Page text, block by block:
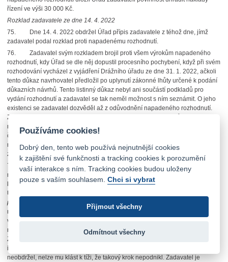
řízení ve výši 30 000 Kč.
Rozklad zadavatele ze dne 14. 4. 2022
75. Dne 14. 4. 2022 obdržel Úřad přípis zadavatele z téhož dne, jímž
zadavatel podal rozklad proti napadenému rozhodnutí.
76. Zadavatel svým rozkladem brojil proti všem výrokům napadeného
rozhodnutí, kdy Úřad se dle něj dopustil procesního pochybení, když při svém
rozhodování vycházel z vyjádření Drážního úřadu ze dne 31. 1. 2022, ačkoli
tento důkaz navrhovatel předložil po uplynutí zákonné lhůty určené k podání
důkazních návrhů. Tento listinný důkaz nebyl ani součástí podkladů pro
vydání rozhodnutí a zadavatel se tak neměl možnost s ním seznámit. O jeho
existenci se zadavatel dozvěděl až z odůvodnění napadeného rozhodnutí.
Zadavatel rovněž uvedl, že samotný obsah této listiny byl v odůvodnění
napadeného rozhodnutí ze strany Úřadu zrekapitulován strohým způsobem,
čímž zadavateli neposkytl žádnou představu o tom, o jakou listinu se jedná,
na základě jakého podkladu byla vydána, co je jejím skutečným obsahem a
zda byla Úřadem jako důkaz správně hodnocena.
77. Zadavatel dále sdělil, že některé závěry v napadeném rozhodnutí
nemají žádnou oporu ve správním spise a zadavatel tak neměl možnost se
k nim v průběhu správního řízení vyjádřit. Zadavatel uvedl, že pokud mu bylo
Úřadem vytýkáno, že nebyla podána „
provozovatele
toto zadavatel nerozporuje
nebyla obsažena ani v námitkách ani v návrhu, kdy poprvé byla uvedena až
ve vyjádření navrhovatele k podkladům rozhodnutí. Zadavatel dané tvrzení
nerozporoval, neboť nebylo předmětem řízení a nebyl o něm informován.
Zadavatel v této souvislosti dodal, že jelikož žádnou písemnou žádost, aby
inicioval zrušení úředního povolení stávajícího provozovatele, nikdy
neobdržel, nelze mu klást k tíži, že takový krok nepodnikl. Zadavatel je
Používáme cookies!
Dobrý den, tento web používá nejnutnější cookies
k zajištění své funkčnosti a tracking cookies k porozumění
vaší interakce s ním. Tracking cookies budou uloženy
pouze s vaším souhlasem.Chci si vybrat
Přijmout všechny
Odmítnout všechny